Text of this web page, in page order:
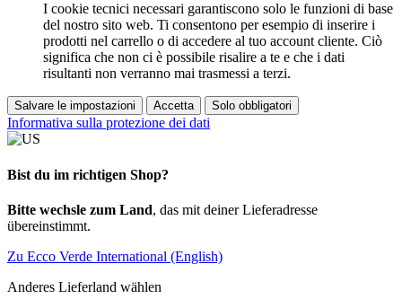
I cookie tecnici necessari garantiscono solo le funzioni di base
del nostro sito web. Ti consentono per esempio di inserire i
prodotti nel carrello o di accedere al tuo account cliente. Ciò
significa che non ci è possibile risalire a te e che i dati
risultanti non verranno mai trasmessi a terzi.
Salvare le impostazioni Accetta Solo obbligatori
Informativa sulla protezione dei dati
Bist du im richtigen Shop?
Bitte wechsle zum Land, das mit deiner Lieferadresse
übereinstimmt.
Zu Ecco Verde International (English)
Anderes Lieferland wählen